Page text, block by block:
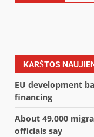
KARŠTOS
EU development
financing
About 49,000
officials say